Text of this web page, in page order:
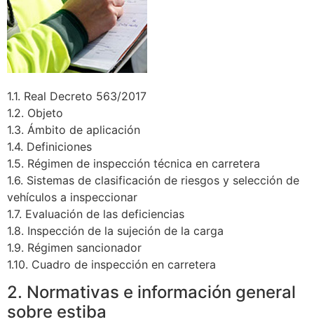
1.1. Real Decreto 563/2017
1.2. Objeto
1.3. Ámbito de aplicación
1.4. Definiciones
1.5. Régimen de inspección técnica en carretera
1.6. Sistemas de clasificación de riesgos y selección de
vehículos a inspeccionar
1.7. Evaluación de las deficiencias
1.8. Inspección de la sujeción de la carga
1.9. Régimen sancionador
1.10. Cuadro de inspección en carretera
2. Normativas e información general
sobre estiba